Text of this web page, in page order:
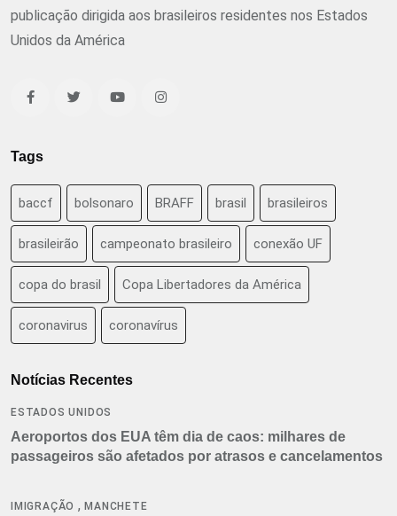
publicação dirigida aos brasileiros residentes nos Estados
Unidos da América
Tags
baccf bolsonaro BRAFF brasil brasileiros
brasileirão campeonato brasileiro conexão UF
copa do brasil Copa Libertadores da América
coronavirus coronavírus
Notícias Recentes
ESTADOS UNIDOS
Aeroportos dos EUA têm dia de caos: milhares de
passageiros são afetados por atrasos e cancelamentos
IMIGRAÇÃO ,MANCHETE